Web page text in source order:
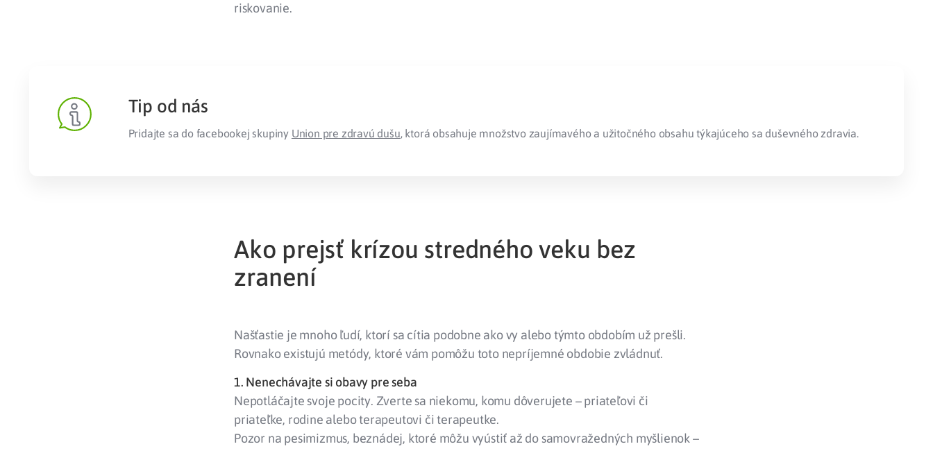
riskovanie.
Tip od nás
Pridajte sa do facebookej skupiny Union pre zdravú dušu, ktorá obsahuje množstvo zaujímavého a užitočného obsahu týkajúceho sa duševného zdravia.
Ako prejsť krízou stredného veku bez
zranení
Našťastie je mnoho ľudí, ktorí sa cítia podobne ako vy alebo týmto obdobím už prešli.
Rovnako existujú metódy, ktoré vám pomôžu toto nepríjemné obdobie zvládnuť.
1. Nenechávajte si obavy pre seba
Nepotláčajte svoje pocity. Zverte sa niekomu, komu dôverujete – priateľovi či
priateľke, rodine alebo terapeutovi či terapeutke.
Pozor na pesimizmus, beznádej, ktoré môžu vyústiť až do samovražedných myšlienok –